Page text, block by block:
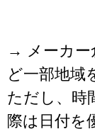
→ メーカー
ど一部地域
ただし、時
際は日付を